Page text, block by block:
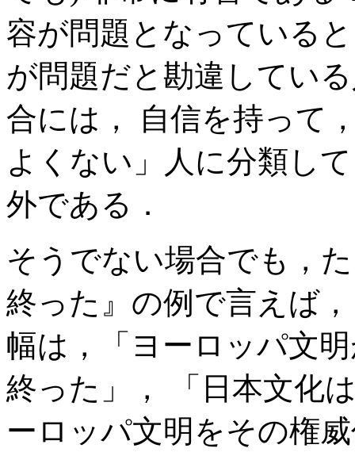
容が問題となっている
が問題だと勘違してい
合には， 自信を持って
よくない」人に分類し
外である．
そうでない場合でも，
終った』の例で言えば
幅は，「ヨーロッパ文
終った」， 「日本文化
ーロッパ文明をその権